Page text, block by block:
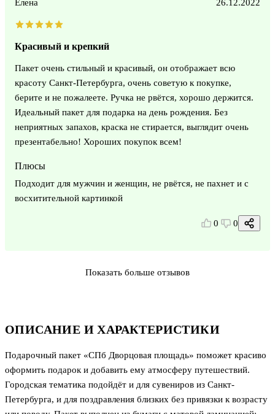
ОПИСАНИЕ И ХАРАКТЕРИСТИКИ
Подарочный пакет «СПб Дворцовая площадь» поможет красиво
оформить подарок и добавить ему атмосферу путешествий.
Городская тематика подойдёт и для сувениров из Санкт-
Петербурга, и для поздравления близких без привязки к возрасту
Елена 26.12.2022
Красивый и крепкий
Пакет очень стильный и красивый, он отображает всю
красоту Санкт-Петербурга, очень советую к покупке,
берите и не пожалеете. Ручка не рвётся, хорошо держится.
Идеальный пакет для подарка на день рождения. Без
неприятных запахов, краска не стирается, выглядит очень
презентабельно! Хороших покупок всем!
Плюсы
Подходит для мужчин и женщин, не рвётся, не пахнет и с
восхитительной картинкой
0 0
Показать больше отзывов